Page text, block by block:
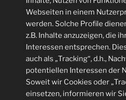
Webseiten in einem
werden. Solche Profile
z.B. Inhalte anzuzeigen, die
Interessen entsprechen.
auch als „Tracking“, d.h.,
potentiellen Interessen der
Soweit wir Cookies oder
einsetzen, informieren wir